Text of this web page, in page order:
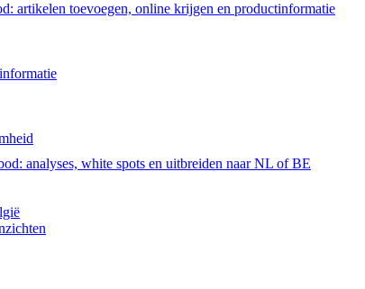
artikelen toevoegen, online krijgen en productinformatie
analyses, white spots en uitbreiden naar NL of BE